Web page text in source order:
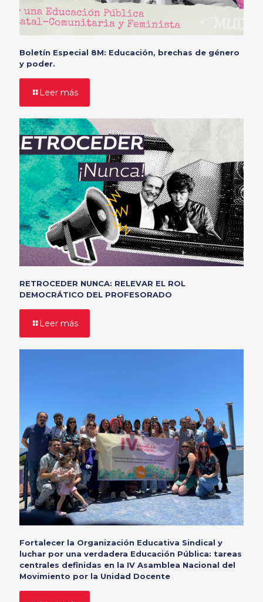
Boletín Especial 8M: Educación, brechas de género
y poder.
Leer más
RETROCEDER NUNCA: RELEVAR EL ROL
DEMOCRÁTICO DEL PROFESORADO
Leer más
Fortalecer la Organización Educativa Sindical y
luchar por una verdadera Educación Pública: tareas
centrales definidas en la IV Asamblea Nacional del
Movimiento por la Unidad Docente